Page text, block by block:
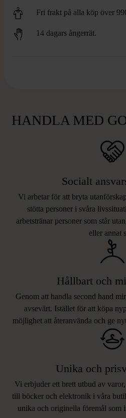
Fri frakt på alla köp över
14 dagars ångerrät.
HANDLA MED
Socialt
Vi arbetar för att bryta
stötta personer i svåra
arbetstränar personer som står
eller annat
Hållbart och
Genom att handla second hand
avsevärt. Istället för att köpa
möjlighet att återanvända och ge
Unika och
Vi erbjuder ett brett utbud av
till böcker och elektronik i våra
unika och originella föremål som
LIKNANDE
Hitta produkter som